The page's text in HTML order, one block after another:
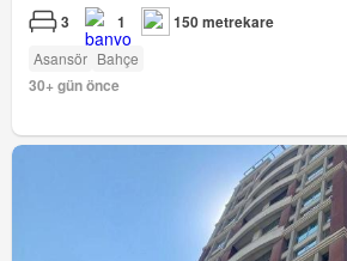
3 1 150 metrekare
Asansör Bahçe
30+ gün önce